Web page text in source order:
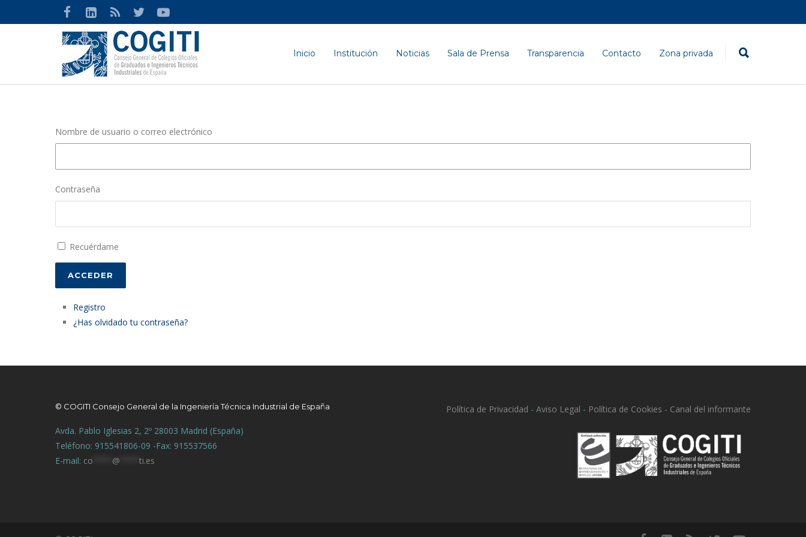
Inicio Institución Noticias Sala de Prensa Transparencia Contacto Zona privada
Nombre de usuario o correo electrónico
Contraseña
Recuérdame
ACCEDER
Registro
¿Has olvidado tu contraseña?
© COGITI Consejo General de la Ingeniería Técnica Industrial de España
Avda. Pablo Iglesias 2, 2º 28003 Madrid (España)
Teléfono: 915541806-09 -Fax: 915537566
E-mail: co @ ti.es
Política de Privacidad - Aviso Legal - Política de Cookies - Canal del informante